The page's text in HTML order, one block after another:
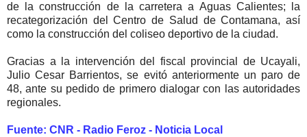
de la construcción de la carretera a Aguas Calientes; la
recategorización del Centro de Salud de Contamana, así
como la construcción del coliseo deportivo de la ciudad.
Gracias a la intervención del fiscal provincial de Ucayali,
Julio Cesar Barrientos, se evitó anteriormente un paro de
48, ante su pedido de primero dialogar con las autoridades
regionales.
Fuente: CNR - Radio Feroz - Noticia Local